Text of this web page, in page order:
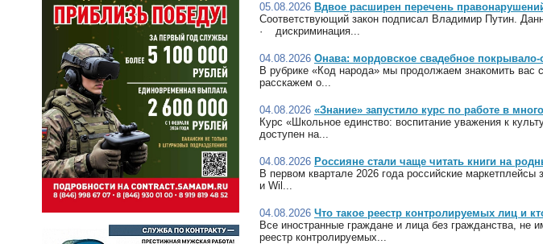
05.08.2026 Вдвое расширен перечень
Соответствующий закон подписал Владимир Путин.
· дискриминация...
04.08.2026 Онава: мордовское свадебное покрывало-
В рубрике «Код народа» мы продолжаем знакомить вас
расскажем о...
04.08.2026 «Знание» запустило курс по работе в
Курс «Школьное единство: воспитание уважения к
доступен на...
04.08.2026 Россияне стали чаще читать книги на
В первом квартале 2026 года российские
и Wil...
04.08.2026 Что такое реестр контролируемых лиц и
Все иностранные граждане и лица без гражданства,
реестр контролируемых...